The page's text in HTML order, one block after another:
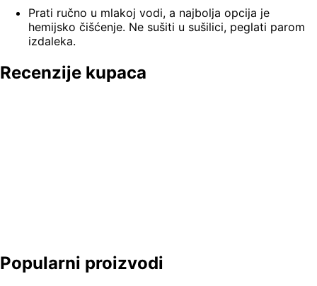
Prati ručno u mlakoj vodi, a najbolja opcija je
hemijsko čišćenje. Ne sušiti u sušilici, peglati parom
izdaleka.
Recenzije kupaca
Popularni proizvodi